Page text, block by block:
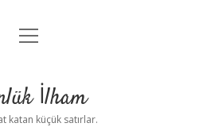
Anasayfa
Uyarı
menüyü
İlham
katan küçük satırlar.